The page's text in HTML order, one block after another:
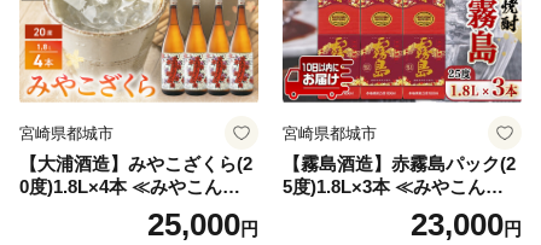
宮崎県都城市
【大浦酒造】みやこざくら(2
0度)1.8L×4本 ≪みやこんじょ
特急便≫_AD-077125,000円
宮崎県都城市
【霧島酒造】赤霧島パック(2
5度)1.8L×3本 ≪みやこんじょ
特急便≫_23-07-K03P-1800-3
23,000円